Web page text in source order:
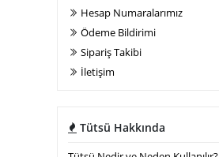
Hesap Numaralarımız
Ödeme Bildirimi
Sipariş Takibi
İletişim
Tütsü Hakkında